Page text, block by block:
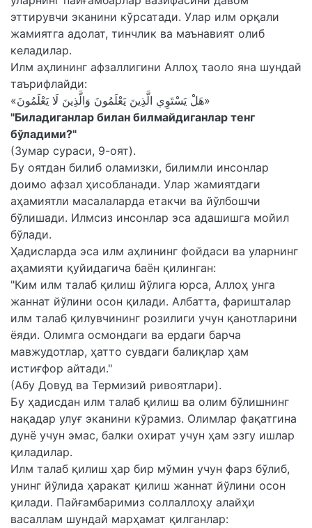
эттирувчи эканини кўрсатади. Улар илм орқали
жамиятга адолат, тинчлик ва маънавият олиб
келадилар.
Илм аҳлининг афзаллигини Аллоҳ таоло яна шундай
таърифлайди:
«هَلْ يَسْتَوِي الَّذِينَ يَعْلَمُونَ وَالَّذِينَ لَا يَعْلَمُونَ»
"Биладиганлар билан билмайдиганлар тенг
бўладими?"
(Зумар сураси, 9-оят).
Бу оятдан билиб оламизки, билимли инсонлар
доимо афзал ҳисобланади. Улар жамиятдаги
аҳамиятли масалаларда етакчи ва йўлбошчи
бўлишади. Илмсиз инсонлар эса адашишга мойил
бўлади.
Ҳадисларда эса илм аҳлининг фойдаси ва уларнинг
аҳамияти қуйидагича баён қилинган:
"Ким илм талаб қилиш йўлига юрса, Аллоҳ унга
жаннат йўлини осон қилади. Албатта, фаришталар
илм талаб қилувчининг розилиги учун қанотларини
ёяди. Олимга осмондаги ва ердаги барча
мавжудотлар, ҳатто сувдаги балиқлар ҳам
истиғфор айтади."
(Абу Довуд ва Термизий ривоятлари).
Бу ҳадисдан илм талаб қилиш ва олим бўлишнинг
нақадар улуғ эканини кўрамиз. Олимлар фақатгина
дунё учун эмас, балки охират учун ҳам эзгу ишлар
қиладилар.
Илм талаб қилиш ҳар бир мўмин учун фарз бўлиб,
унинг йўлида ҳаракат қилиш жаннат йўлини осон
қилади. Пайғамбаримиз соллаллоҳу алайҳи
васаллам шундай марҳамат қилганлар: